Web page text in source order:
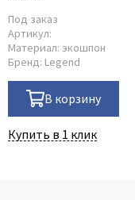
Под заказ
Артикул:
Материал: экошпон
Бренд: Legend
В корзину
Купить в 1 клик